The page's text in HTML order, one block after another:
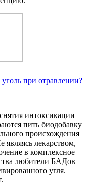
при отравлении?
интоксикации
пить биодобавку
происхождения
являясь лекарством,
в комплексное
любители БАДов
угля.